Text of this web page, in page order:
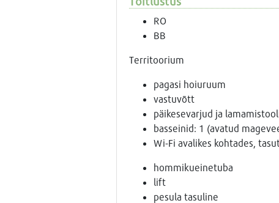
RO
BB
Territoorium
pagasi hoiuruum
vastuvõtt
päikesevarjud ja
basseinid: 1 (avatud
Wi-Fi avalikes kohtades,
hommikueinetuba
lift
pesula tasuline